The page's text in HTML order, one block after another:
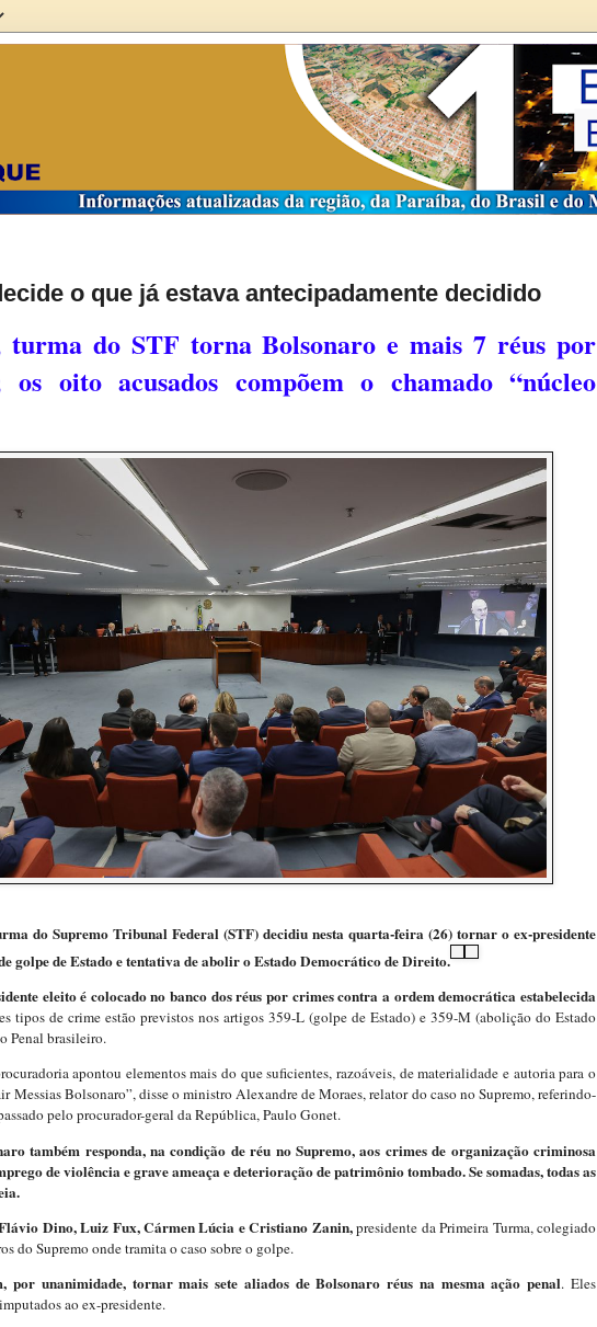
o que já estava antecipadamente decidido
turma do STF torna Bolsonaro e mais 7 réus por
os oito acusados compõem o chamado “núcleo
do Supremo Tribunal Federal (STF) decidiu nesta quarta-feira (26) tornar o ex-presidente
golpe de Estado e tentativa de abolir o Estado Democrático de Direito.
eleito é colocado no banco dos réus por crimes contra a ordem democrática estabelecida
tipos de crime estão previstos nos artigos 359-L (golpe de Estado) e 359-M (abolição do Estado
Penal brasileiro.
apontou elementos mais do que suficientes, razoáveis, de materialidade e autoria para o
Messias Bolsonaro”, disse o ministro Alexandre de Moraes, relator do caso no Supremo, referindo-
pelo procurador-geral da República, Paulo Gonet.
também responda, na condição de réu no Supremo, aos crimes de organização criminosa
de violência e grave ameaça e deterioração de patrimônio tombado. Se somadas, todas as
Dino, Luiz Fux, Cármen Lúcia e Cristiano Zanin,presidente da Primeira Turma, colegiado
do Supremo onde tramita o caso sobre o golpe.
por unanimidade, tornar mais sete aliados de Bolsonaro réus na mesma ação penal. Eles
ao ex-presidente.